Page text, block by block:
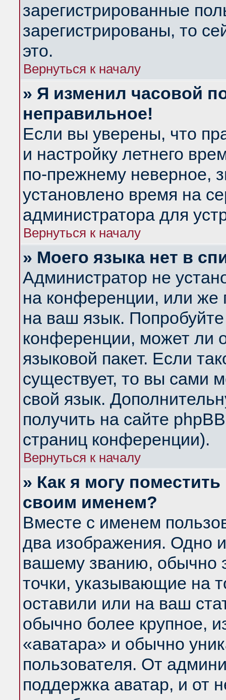
зарегистрированные
зарегистрированы, то
это.
Вернуться к началу
» Я изменил часовой
неправильное!
Если вы уверены, что
и настройку летнего
по-прежнему неверное,
установлено время на
администратора для
Вернуться к началу
» Моего языка нет в
Администратор не
на конференции, или же
на ваш язык.
конференции, может ли
языковой пакет. Если
существует, то вы сами
свой язык.
получить на сайте
страниц конференции).
Вернуться к началу
» Как я могу
своим именем?
Вместе с именем
два изображения. Одно
вашему званию, обычно
точки, указывающие на
оставили или на ваш
обычно более крупное,
«аватара» и обычно
пользователя. От
поддержка аватар, и от